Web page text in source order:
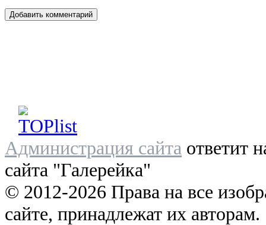
Администрация сайта ответит
сайта "Галерейка"
© 2012-2026 Права на все
сайте, принадлежат их авторам.